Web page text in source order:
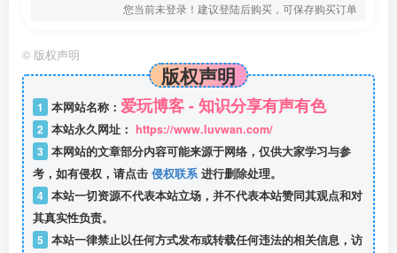
您当前未登录！建议登陆后购买，可保存购买订单
© 版权声明
版权声明
1 本网站名称： 爱玩博客 - 知识分享有声有色
2 本站永久网址： https://www.luvwan.com/
3 本网站的文章部分内容可能来源于网络，仅供大家学习与参
考，如有侵权，请点击 侵权联系进行删除处理。
4 本站一切资源不代表本站立场，并不代表本站赞同其观点和对
其真实性负责。
5 本站一律禁止以任何方式发布或转载任何违法的相关信息，访